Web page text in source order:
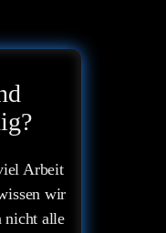
Arbeit
wir
nicht alle